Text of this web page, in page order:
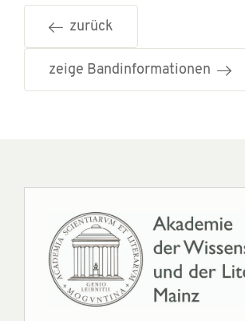
zurück
zeige Bandinformationen